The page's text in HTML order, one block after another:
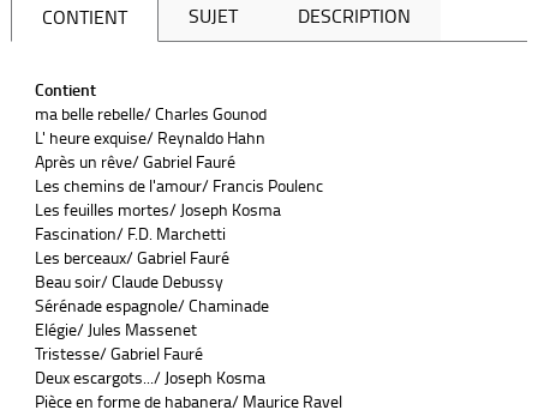
CONTIENT SUJET DESCRIPTION
Contient
ma belle rebelle/ Charles Gounod
L' heure exquise/ Reynaldo Hahn
Après un rêve/ Gabriel Fauré
Les chemins de l'amour/ Francis Poulenc
Les feuilles mortes/ Joseph Kosma
Fascination/ F.D. Marchetti
Les berceaux/ Gabriel Fauré
Beau soir/ Claude Debussy
Sérénade espagnole/ Chaminade
Elégie/ Jules Massenet
Tristesse/ Gabriel Fauré
Deux escargots.../ Joseph Kosma
Pièce en forme de habanera/ Maurice Ravel